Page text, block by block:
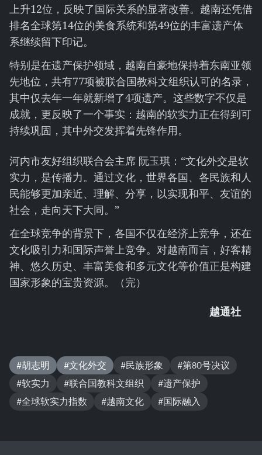
上升12位，反映了国际关系的显著改善。越南还凭借
排名全球第14位的美食系统和第49位的丰富遗产体
系继续留下印记。
特别是在遗产保护领域，越南自豪地保持着东南亚领
先地位，共有77项被联合国教科文组织认可的名录，
其中仅去年一年就新增了4项遗产。这些数字不仅是
成就，更反映了一个事实：越南的软实力正在得到可
持续巩固，其中外交发挥着先锋作用。
河内市友好组织联合会主席 阮玉琪：“文化外交是软
实力，是传播力。通过文化，世界各国、各民族和人
民能够更加亲近、理解、分享，以实现和平、友谊的
社会，走向天下大同。”
在全球竞争的背景下，各国不仅在经济上竞争，还在
文化吸引力和国际声誉上竞争。对越南而言，好客精
神、悠久历史、丰富美食和多元文化等价值正是构建
国家形象的宝贵资源。（完）
越通社
#胡志明 #文化外交 #民族形象
#第80号决议
#软实力
#联合国教科文组织
#遗产保护
#全球软实力指数
#越南文化 #国际融入